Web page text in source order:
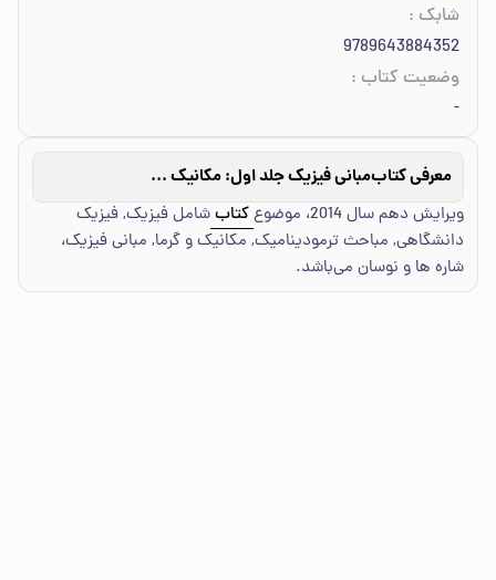
شابک :
9789643884352
وضعیت کتاب :
-
معرفی کتاب مبانی فیزیک جلد اول: مکانیک و گرما
ویرایش دهم سال 2014، موضوع کتابشامل فیزیک, فیزیک
دانشگاهی, مباحث ترمودینامیک, مکانیک و گرما, مبانی فیزیک،
شاره ها و نوسان می‌باشد.